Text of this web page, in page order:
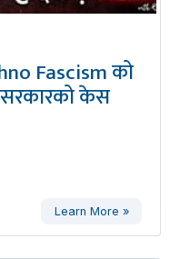
Fascism को
सरकारको केस
Learn More »